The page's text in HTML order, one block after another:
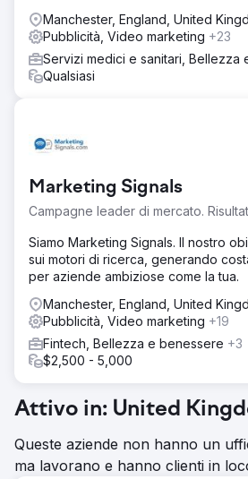
Manchester, England, United
Pubblicità, Video marketing +23
Servizi medici e sanitari, Bellezza
Qualsiasi
Marketing Signals
Campagne leader di mercato.
Siamo Marketing Signals. Il nostro
sui motori di ricerca, generando
per aziende ambiziose come la tua.
Manchester, England, United
Pubblicità, Video marketing +19
Fintech, Bellezza e benessere +3
$2,500 - 5,000
Attivo in: United
Queste aziende non hanno un
ma lavorano e hanno clienti in